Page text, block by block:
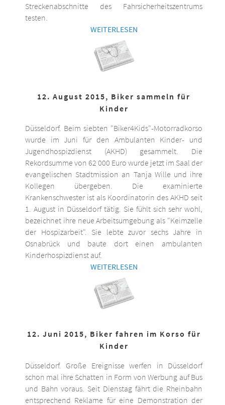
Streckenabschnitte des Fahrsicherheitszentrums
testen.
WEITERLESEN
12. August 2015, Biker sammeln für
Kinder
Düsseldorf. Beim siebten "Biker4Kids"-Motorradkorso
wurde im Juni für den Ambulanten Kinder- und
Jugendhospizdienst (AKHD) gesammelt. Die
Rekordsumme von 62 000 Euro wurde jetzt im Saal der
evangelischen Stadtmission an Tanja Wille und ihre
Kollegen übergeben. Die examinierte
Krankenschwester ist als Koordinatorin des AKHD seit
1. August in Düsseldorf tätig. Sie fühlt sich sehr wohl,
bezeichnet ihre neue Arbeitsumgebung als "Keimzelle
der Hospizarbeit". Sie lebte zuvor sechs Jahre in
Osnabrück und baute dort einen ambulanten
Kinderhospizdienst auf.
WEITERLESEN
12. Juni 2015, Biker fahren im Korso für
Kinder
Düsseldorf. Große Ereignisse werfen in Düsseldorf
schon mal ihre Schatten in Form von Werbung auf Bus
und Bahn voraus. Seit Dienstag fährt die Rheinbahn
entsprechend Reklame für eine Demonstration der